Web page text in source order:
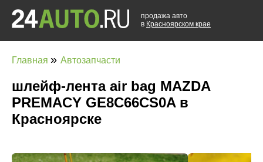
продажа авто
в Красноярском крае
Главная » Автозапчасти
шлейф-лента air bag MAZDA
PREMACY GE8C66CS0A в
Красноярске